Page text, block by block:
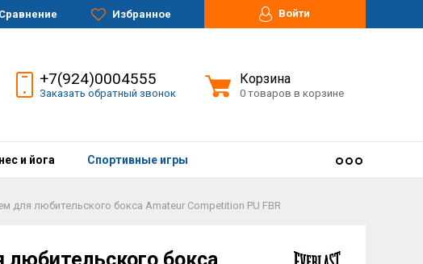
Сравнение Избранное Войти
+7(924)0004555
Заказать обратный звонок
Корзина
0 товаров в корзине
и йога Спортивные игры
для любительского бокса Amateur Competition PU FBR